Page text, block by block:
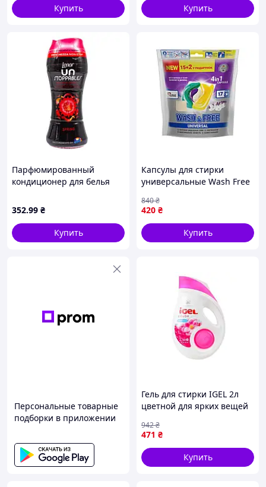
Купить Купить
Парфюмированный
кондиционер для белья
гранулах Spring Rosso 210
г D9-2026
352.99 ₴
Купить
Капсулы для стирки
универсальные Wash Free
лаванды 152 шт для белого
и цветного белья
420 ₴
840₴
Купить
Персональные товарные
подборки в приложении
Гель для стирки IGEL 2л
цветной для ярких вещей
эффективным удалением
пятен
471 ₴
942₴
Купить